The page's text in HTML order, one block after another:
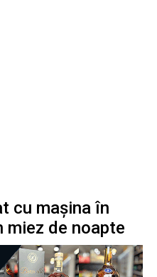
cu mașina în
miez de noapte